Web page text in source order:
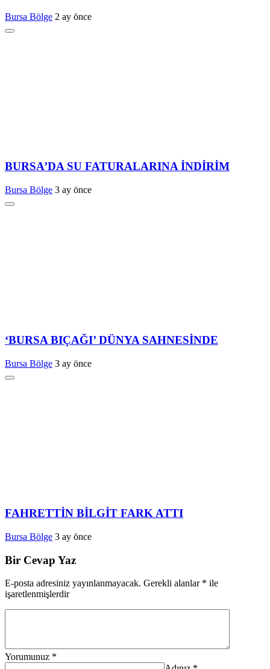
Bursa Bölge 2 ay önce
BURSA’DA SU FATURALARINA İNDİRİM
Bursa Bölge 3 ay önce
‘BURSA BIÇAĞI’ DÜNYA SAHNESİNDE
Bursa Bölge 3 ay önce
FAHRETTİN BİLGİT FARK ATTI
Bursa Bölge 3 ay önce
Bir Cevap Yaz
E-posta adresiniz yayınlanmayacak. Gerekli alanlar * ile
işaretlenmişlerdir
Yorumunuz *